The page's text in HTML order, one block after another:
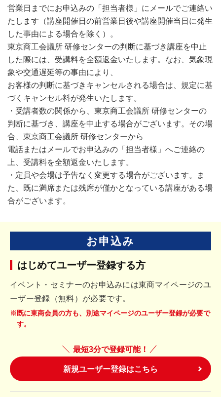
営業日までにお申込みの「担当者様」にメールでご連絡い
たします（講座開催日の前営業日後や講座開催当日に発生
した事由による場合を除く）。
東京商工会議所 研修センターの判断に基づき講座を中止
した際には、受講料を全額返金いたします。なお、気象現
象や交通遅延等の事由により、
お客様の判断に基づきキャンセルされる場合は、規定に基
づくキャンセル料が発生いたします。
・受講者数の関係から、東京商工会議所 研修センターの
判断に基づき、講座を中止する場合がございます。その場
合、東京商工会議所 研修センターから
電話またはメールでお申込みの「担当者様」へご連絡の
上、受講料を全額返金いたします。
・定員や会場は予告なく変更する場合がございます。ま
た、既に満席または残席が僅かとなっている講座がある場
合がございます。
お申込み
はじめてユーザー登録する方
イベント・セミナーのお申込みには東商マイページのユ
ーザー登録（無料）が必要です。
※既に東商会員の方も、別途マイページのユーザー登録が必要で
す。
最短3分で登録可能！
新規ユーザー登録はこちら